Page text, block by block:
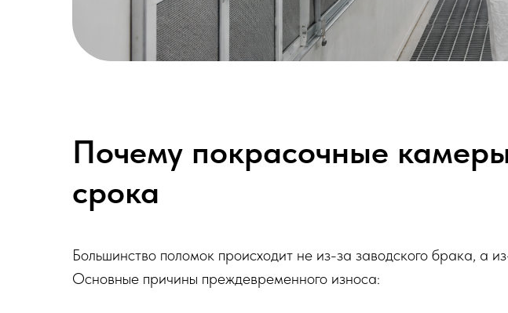
Почему покрасочные
срока
Большинство поломок происходит не из-за заводского брака, а
Основные причины преждевременного износа: